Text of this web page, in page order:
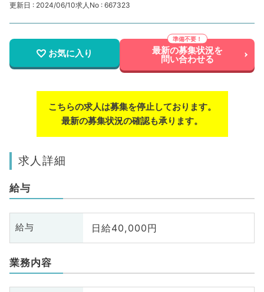
更新日 : 2024/06/10求人No : 667323
お気に入り 最新の募集状況を
問い合わせる
こちらの求人は募集を停止しております。
最新の募集状況の確認も承ります。
求人詳細
給与
給与 日給40,000円
業務内容